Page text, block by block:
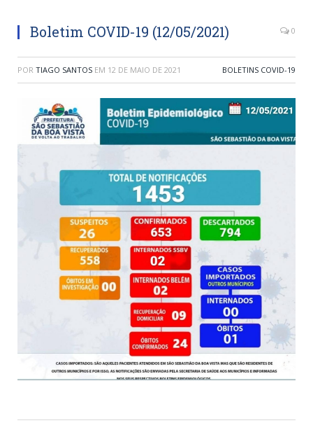
Boletim COVID-19 (12/05/2021) 0
POR TIAGO SANTOS EM 12 DE MAIO DE 2021 BOLETINS COVID-19